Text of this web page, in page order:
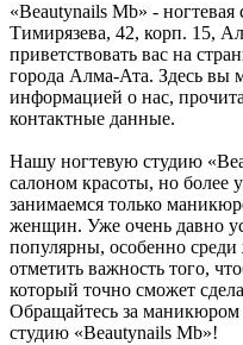
«Beautynails Mb» - ногтевая
Тимирязева, 42, корп. 15,
приветствовать вас на
города Алма-Ата. Здесь вы
информацией о нас,
контактные данные.
Нашу ногтевую студию
салоном красоты, но более
занимаемся только
женщин. Уже очень давно
популярны, особенно
отметить важность того,
который точно сможет
Обращайтесь за
студию «Beautynails Mb»!